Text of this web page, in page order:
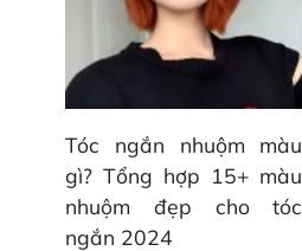
Tóc ngắn nhuộm màu
gì? Tổng hợp 15+ màu
nhuộm đẹp cho tóc
ngắn 2024